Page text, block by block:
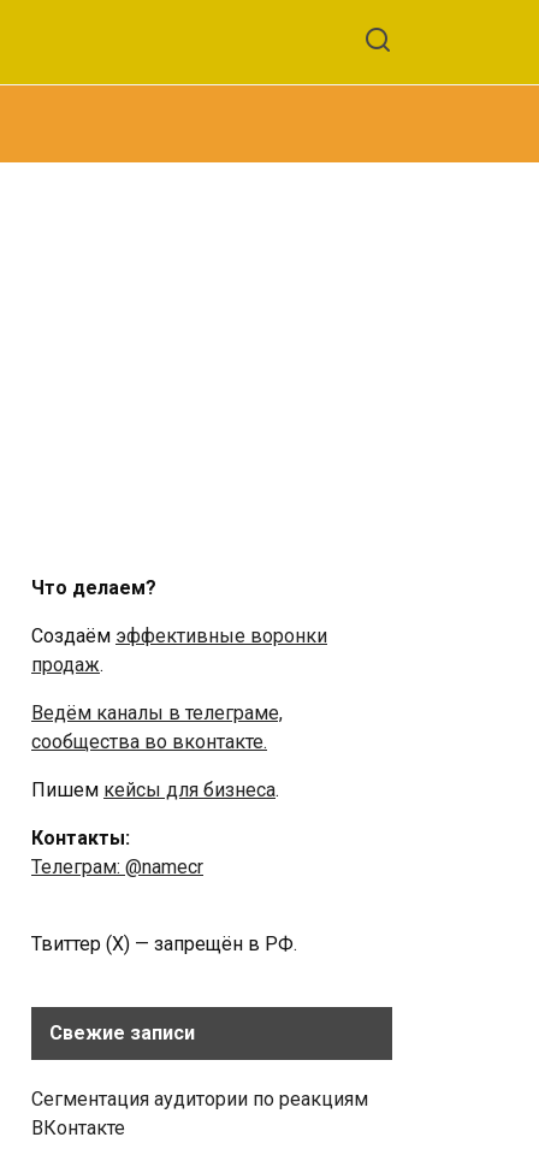
Что делаем?
Создаём эффективные воронки
продаж.
Ведём каналы в телеграме,
сообщества во вконтакте.
Пишем кейсы для бизнеса.
Контакты:
Телеграм: @namecr
Твиттер (Х) — запрещён в РФ.
Свежие записи
Сегментация аудитории по реакциям
ВКонтакте